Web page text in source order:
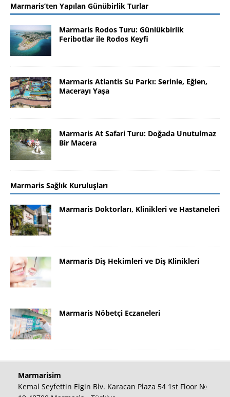
Marmaris’ten Yapılan Günübirlik Turlar
Marmaris Rodos Turu: Günlükbirlik
Feribotlar ile Rodos Keyfi
Marmaris Atlantis Su Parkı: Serinle, Eğlen,
Macerayı Yaşa
Marmaris At Safari Turu: Doğada Unutulmaz
Bir Macera
Marmaris Sağlık Kuruluşları
Marmaris Doktorları, Klinikleri ve Hastaneleri
Marmaris Diş Hekimleri ve Diş Klinikleri
Marmaris Nöbetçi Eczaneleri
Marmarisim
Kemal Seyfettin Elgin Blv. Karacan Plaza 54 1st Floor №